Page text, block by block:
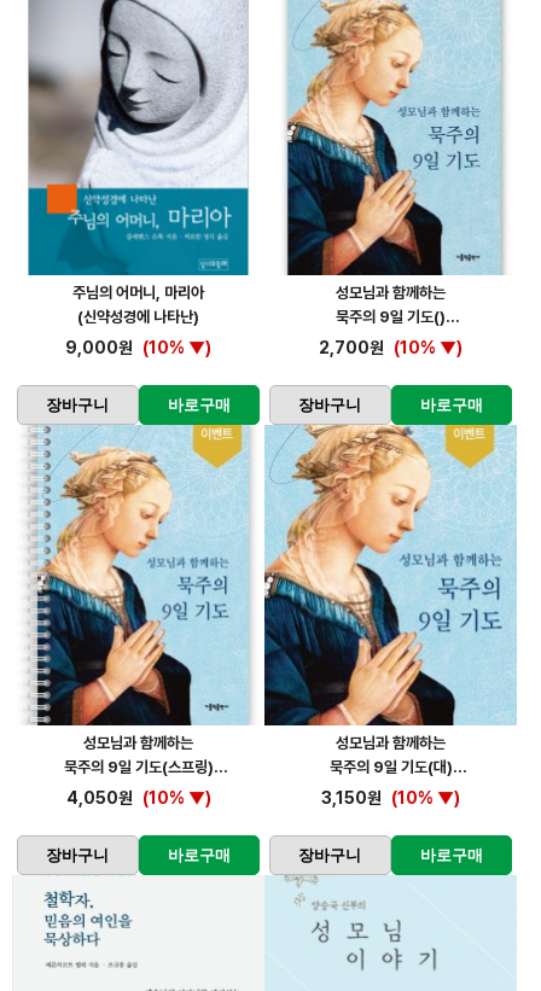
주님의 어머니, 마리아
(신약성경에 나타난)
9,000원 (10% ▼)
장바구니 바로구매
성모님과 함께하는
묵주의 9일 기도()
2,700원 (10% ▼)
장바구니 바로구매
성모님과 함께하는
묵주의 9일 기도(스프링)
4,050원 (10% ▼)
장바구니 바로구매
성모님과 함께하는
묵주의 9일 기도(대)
3,150원 (10% ▼)
장바구니 바로구매